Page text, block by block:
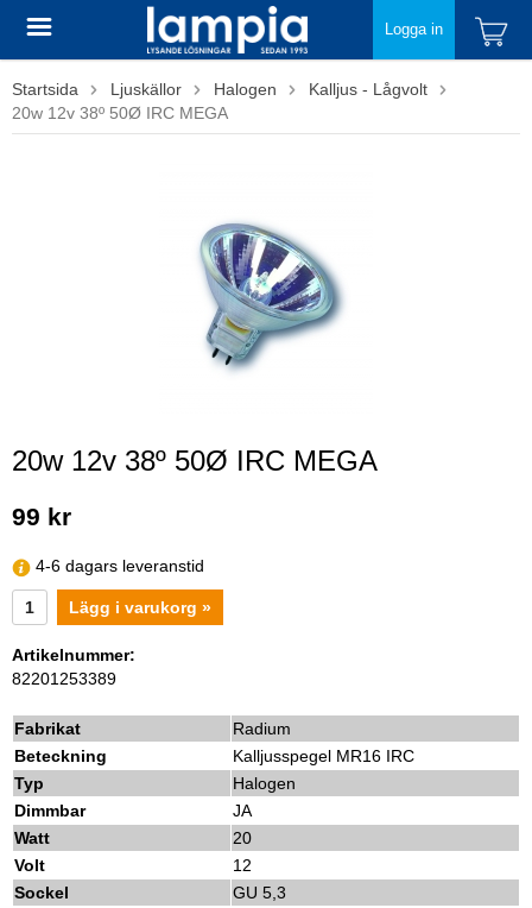
Logga in
Startsida Ljuskällor Halogen
Kalljus - Lågvolt
20w 12v 38º 50Ø IRC MEGA
20w 12v 38º 50Ø IRC MEGA
99 kr
4-6 dagars leveranstid
Lägg i varukorg »
Artikelnummer:
82201253389
Fabrikat
Radium
Beteckning
Kalljusspegel MR16 IRC
Typ
Halogen
Dimmbar
JA
Watt
20
Volt
12
Sockel
GU 5,3